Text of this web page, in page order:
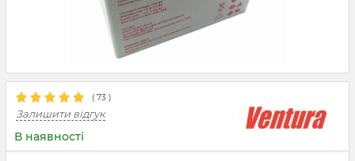
( 73 )
Залишити відгук
В наявності